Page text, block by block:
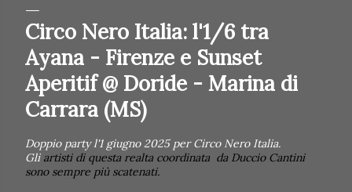
Circo Nero Italia: l'1/6 tra
Ayana - Firenze e Sunset
Aperitif @ Doride - Marina di
Carrara (MS)
Doppio party l'1 giugno 2025 per Circo Nero Italia.
Gli artisti di questa realta coordinata da Duccio Cantini
sono sempre più scatenati.